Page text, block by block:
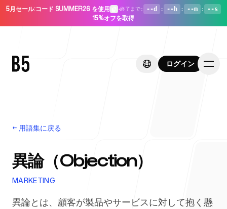
5月セール:コード SUMMER26 を使用 •終了まで: --d : --h : --m : --s
15%オフを取得
ログイン
ログイン
ホーム
スタートアップ向け
← 用語集に戻る
異論（Objection）
MARKETING
異論とは、顧客が製品やサービスに対して抱く懸